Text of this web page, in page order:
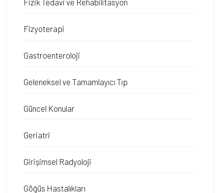
Fizik Tedavi ve Rehabilitasyon
Fizyoterapi
Gastroenteroloji
Geleneksel ve Tamamlayıcı Tıp
Güncel Konular
Geriatri
Girişimsel Radyoloji
Göğüs Hastalıkları